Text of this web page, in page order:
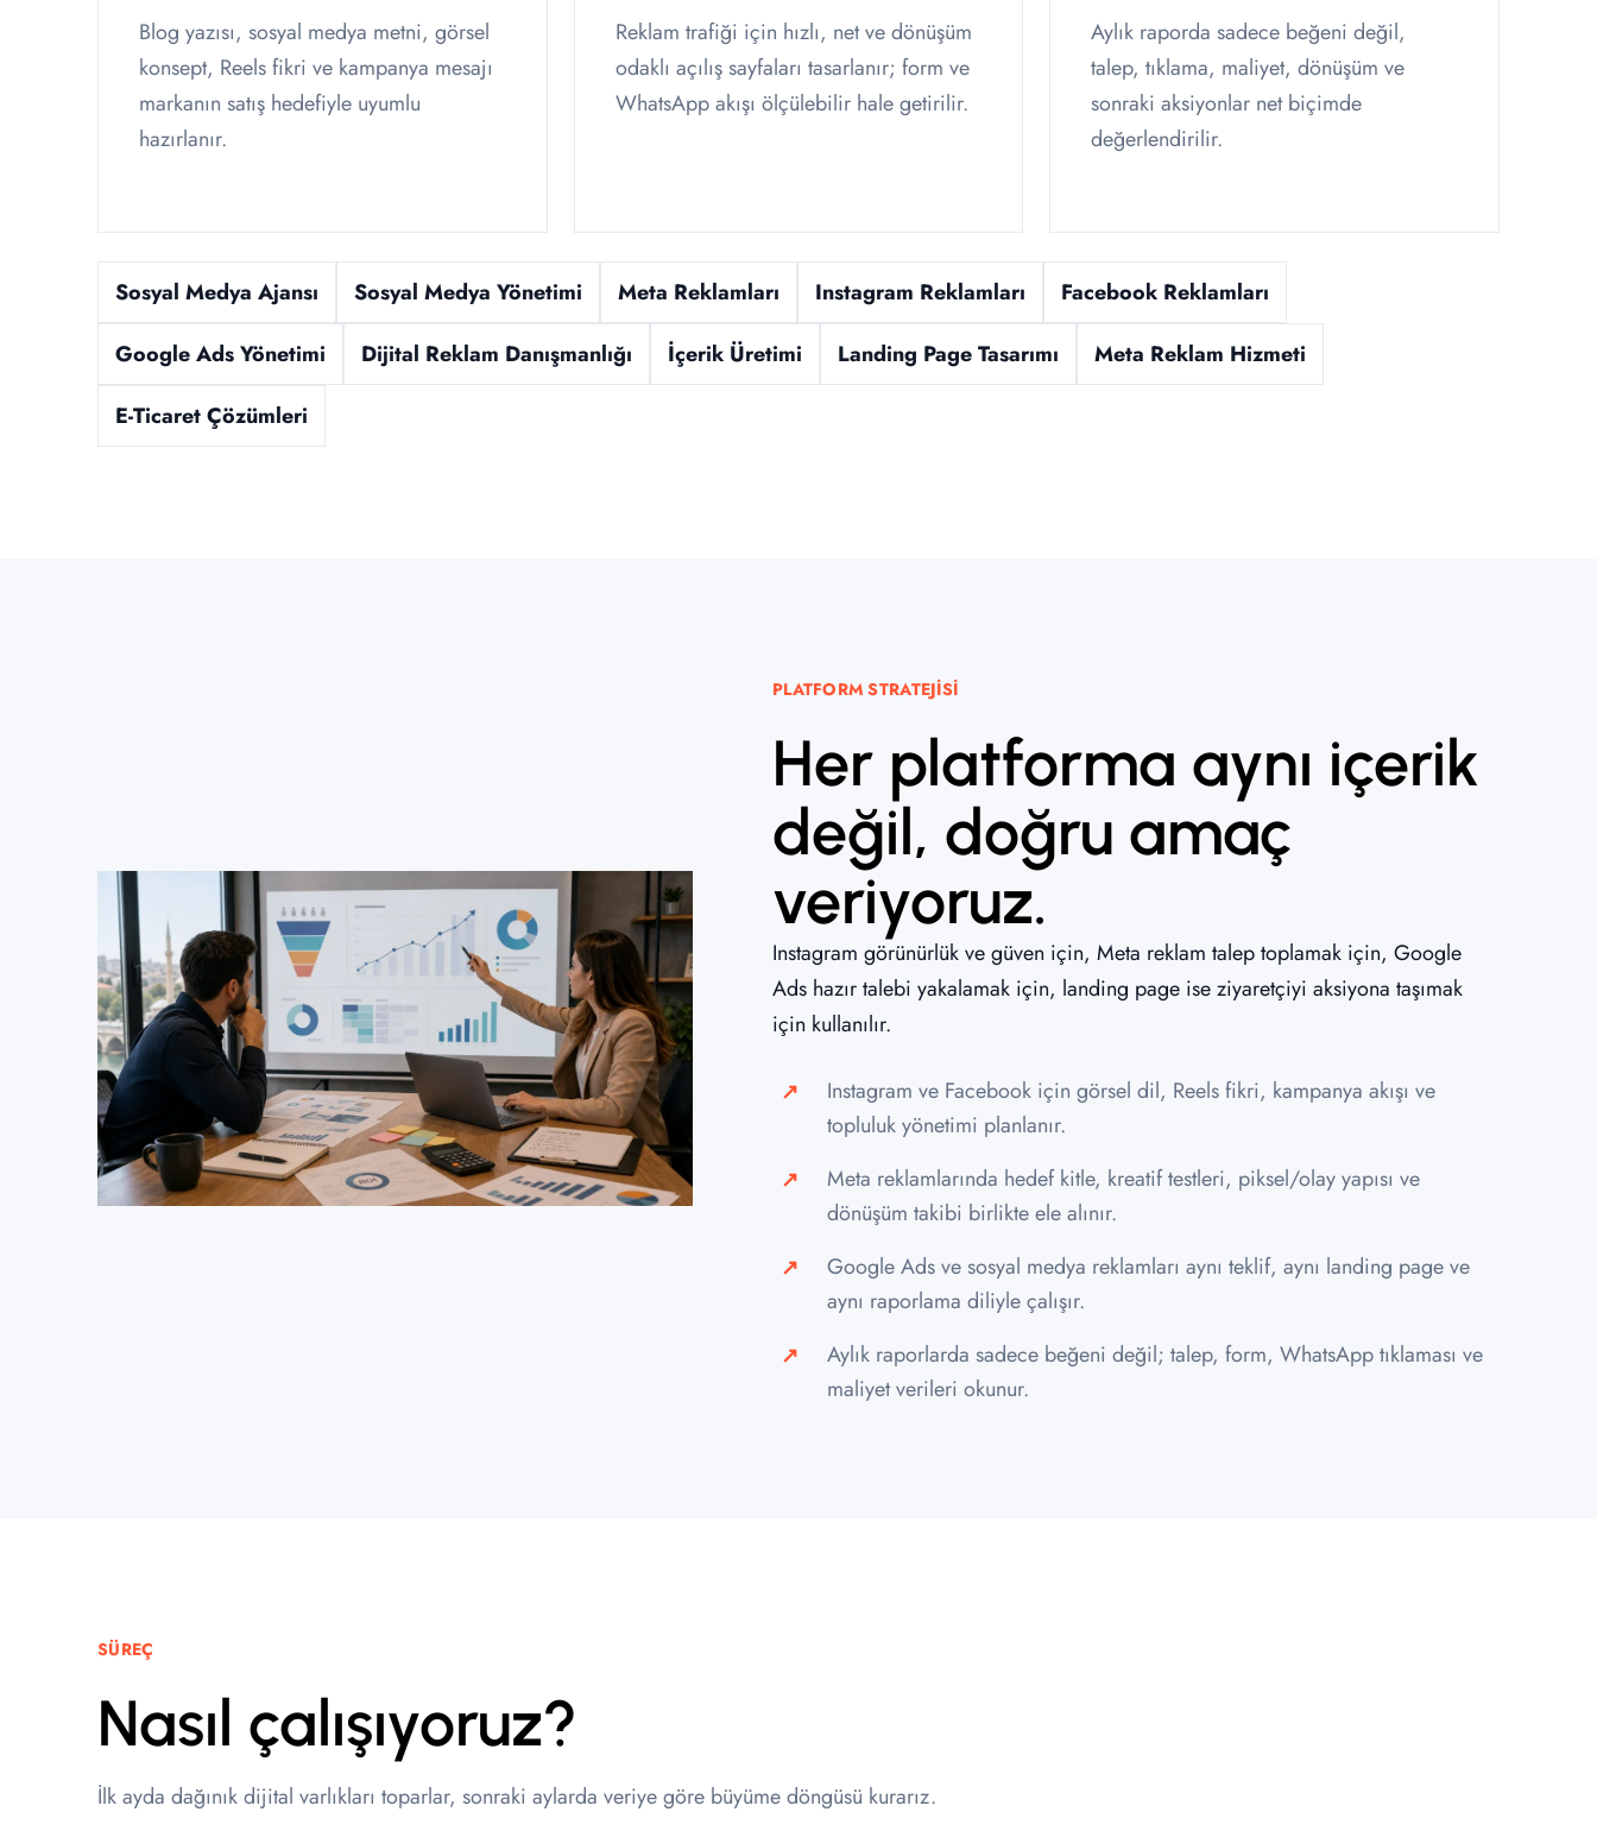
Blog yazısı, sosyal medya metni, görsel
konsept, Reels fikri ve kampanya mesajı
markanın satış hedefiyle uyumlu
hazırlanır.
Reklam trafiği için hızlı, net ve dönüşüm
odaklı açılış sayfaları tasarlanır; form ve
WhatsApp akışı ölçülebilir hale getirilir.
Aylık raporda sadece beğeni değil,
talep, tıklama, maliyet, dönüşüm ve
sonraki aksiyonlar net biçimde
değerlendirilir.
Sosyal Medya Ajansı Sosyal Medya Yönetimi Meta Reklamları Instagram Reklamları
Facebook Reklamları
Google Ads Yönetimi
Dijital Reklam Danışmanlığı İçerik Üretimi Landing Page Tasarımı
Meta Reklam Hizmeti
E-Ticaret Çözümleri
PLATFORM STRATEJISI
Her platforma aynı içerik
değil, doğru amaç
veriyoruz.
Instagram görünürlük ve güven için, Meta reklam talep toplamak için, Google
Ads hazır talebi yakalamak için, landing page ise ziyaretçiyi aksiyona taşımak
için kullanılır.
Instagram ve Facebook için görsel dil, Reels fikri, kampanya akışı ve
topluluk yönetimi planlanır.
Meta reklamlarında hedef kitle, kreatif testleri, piksel/olay yapısı ve
dönüşüm takibi birlikte ele alınır.
Google Ads ve sosyal medya reklamları aynı teklif, aynı landing page ve
aynı raporlama diliyle çalışır.
Aylık raporlarda sadece beğeni değil; talep, form, WhatsApp tıklaması ve
maliyet verileri okunur.
SÜREÇ
Nasıl çalışıyoruz?
İlk ayda dağınık dijital varlıkları toparlar, sonraki aylarda veriye göre büyüme döngüsü kurarız.